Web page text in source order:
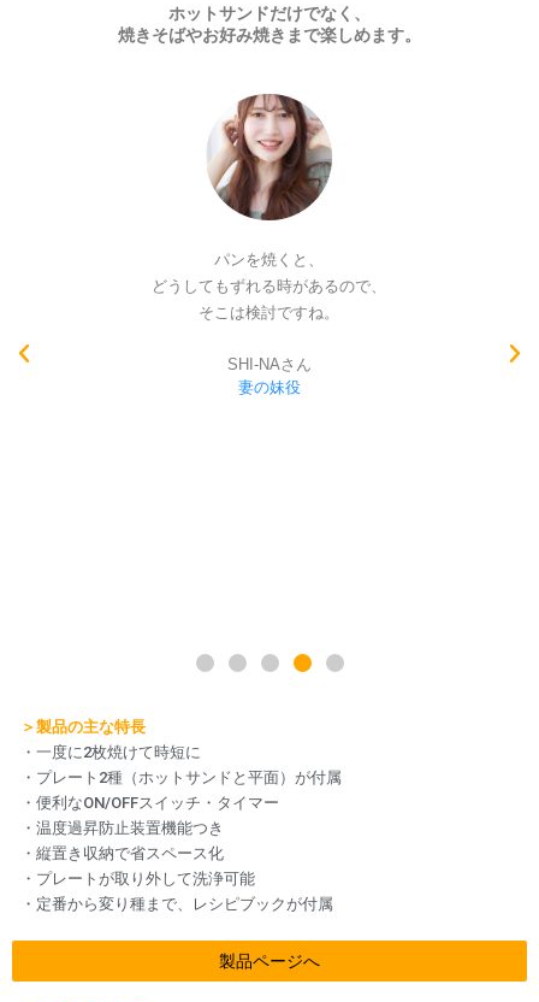
ホットサンドだけでなく、
焼きそばやお好み焼きまで楽しめます。
ありそうでなかった大きな平面プレート！！
ホットサンドを焼いて、
そのままグリル野菜もプレートで楽しめて、
つなぎ目のない大きな平面なので、
クレープやガレットも楽しめそう◎
＞製品の主な特長
・一度に2枚焼けて時短に
・プレート2種（ホットサンドと平面）が付属
・便利なON/OFFスイッチ・タイマー
・温度過昇防止装置機能つき
・縦置き収納で省スペース化
・プレートが取り外して洗浄可能
・定番から変り種まで、レシピブックが付属
製品ページへ